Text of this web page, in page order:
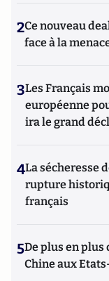
2Ce nouveau
face à la
3Les Français
européenne
ira le grand
4La sécheresse
rupture
français
5De plus en plus
Chine aux